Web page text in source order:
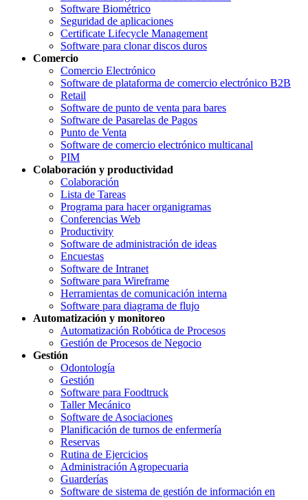
Software Biométrico
Seguridad de aplicaciones
Certificate Lifecycle Management
Software para clonar discos duros
Comercio
Comercio Electrónico
Software de plataforma de comercio electrónico B2B
Retail
Software de punto de venta para bares
Software de Pasarelas de Pagos
Punto de Venta
Software de comercio electrónico multicanal
PIM
Colaboración y productividad
Colaboración
Lista de Tareas
Programa para hacer organigramas
Conferencias Web
Productivity
Software de administración de ideas
Encuestas
Software de Intranet
Software para Wireframe
Herramientas de comunicación interna
Software para diagrama de flujo
Automatización y monitoreo
Automatización Robótica de Procesos
Gestión de Procesos de Negocio
Gestión
Odontología
Gestión
Software para Foodtruck
Taller Mecánico
Software de Asociaciones
Planificación de turnos de enfermería
Reservas
Rutina de Ejercicios
Administración Agropecuaria
Guarderías
Software de sistema de gestión de información en